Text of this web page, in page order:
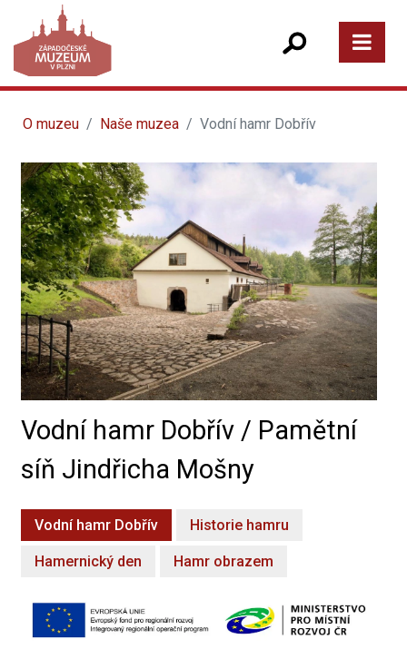
O muzeu Naše muzea Vodní hamr Dobřív
Vodní hamr Dobřív / Pamětní
síň Jindřicha Mošny
Vodní hamr Dobřív Historie hamru
Hamernický den Hamr obrazem